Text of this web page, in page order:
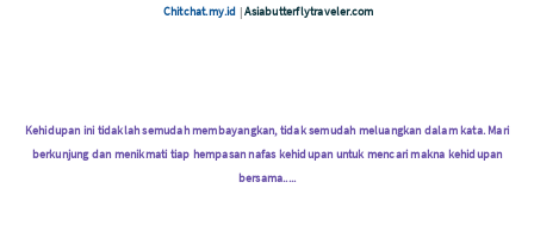
Chitchat.my.id |Asiabutterflytraveler.com
Kehidupan ini tidaklah semudah membayangkan, tidak semudah meluangkan dalam kata. Mari
berkunjung dan menikmati tiap hempasan nafas kehidupan untuk mencari makna kehidupan
bersama.....